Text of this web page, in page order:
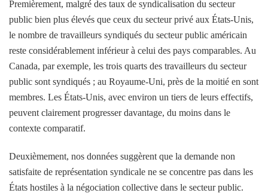
Premièrement, malgré des taux de syndicalisation du secteur
public bien plus élevés que ceux du secteur privé aux États-Unis,
le nombre de travailleurs syndiqués du secteur public américain
reste considérablement inférieur à celui des pays comparables. Au
Canada, par exemple, les trois quarts des travailleurs du secteur
public sont syndiqués ; au Royaume-Uni, près de la moitié en sont
membres. Les États-Unis, avec environ un tiers de leurs effectifs,
peuvent clairement progresser davantage, du moins dans le
contexte comparatif.
Deuxièmement, nos données suggèrent que la demande non
satisfaite de représentation syndicale ne se concentre pas dans les
États hostiles à la négociation collective dans le secteur public.